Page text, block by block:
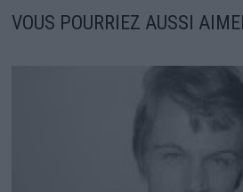
VOUS POURRIEZ AUSSI